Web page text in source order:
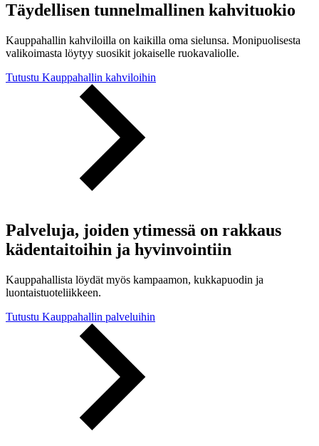
Täydellisen tunnelmallinen kahvituokio
Kauppahallin kahviloilla on kaikilla oma sielunsa. Monipuolisesta
valikoimasta löytyy suosikit jokaiselle ruokavaliolle.
Tutustu Kauppahallin kahviloihin
Palveluja, joiden ytimessä on rakkaus
kädentaitoihin ja hyvinvointiin
Kauppahallista löydät myös kampaamon, kukkapuodin ja
luontaistuoteliikkeen.
Tutustu Kauppahallin palveluihin